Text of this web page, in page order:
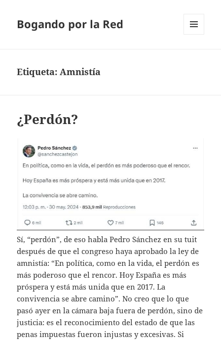
Bogando por la Red
Etiqueta:Amnistía
¿Perdón?
Sí, “perdón”, de eso habla Pedro Sánchez en su tuit
después de que el congreso haya aprobado la ley de
amnistía: “En política, como en la vida, el perdón es
más poderoso que el rencor. Hoy España es más
próspera y está más unida que en 2017. La
convivencia se abre camino”. No creo que lo que
pasó ayer en la cámara baja fuera de perdón, sino de
justicia: es el reconocimiento del estado de que las
penas impuestas fueron injustas y excesivas. Si